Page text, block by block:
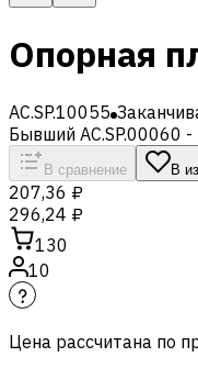
Опорная
AC.SP.10055
Бывший AC.SP.00060
В сравнение В
207,36 ₽
296,24 ₽
130
10
Цена рассчитана по